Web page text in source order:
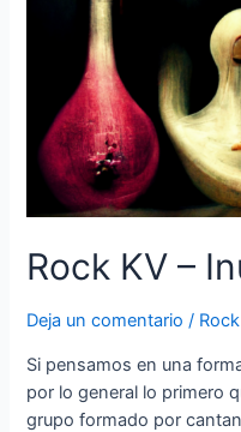
Rock KV –
Deja un comentario /
Si pensamos en una
por lo general lo primero
grupo formado por